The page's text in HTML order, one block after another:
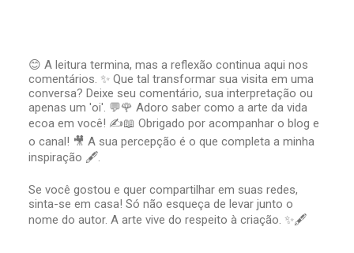
P
o
s
t
a
r
u
c
o
m
😊 A leitura termina, mas a reflexão continua aqui nos
comentários. ✨ Que tal transformar sua visita em uma
conversa? Deixe seu comentário, sua interpretação ou
apenas um 'oi'. 💬🌹 Adoro saber como a arte da vida
ecoa em você! ✍️📖 Obrigado por acompanhar o blog e
o canal! 🎥 A sua percepção é o que completa a minha
inspiração 🖋️.
Se você gostou e quer compartilhar em suas redes,
sinta-se em casa! Só não esqueça de levar junto o
nome do autor. A arte vive do respeito à criação. ✨🖋️